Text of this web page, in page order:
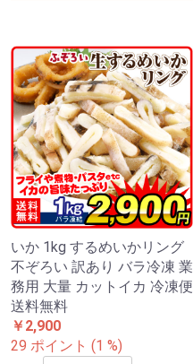
いか 1kg するめいかリング
不ぞろい 訳あり バラ冷凍 業
務用 大量 カットイカ 冷凍便
送料無料
￥2,900
29 ポイント (1 %)